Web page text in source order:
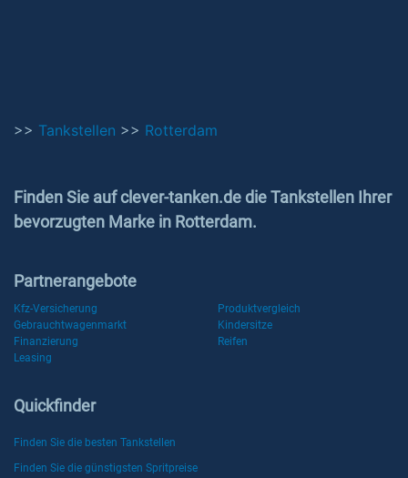
>> Tankstellen >> Rotterdam
Finden Sie auf clever-tanken.de die Tankstellen Ihrer
bevorzugten Marke in Rotterdam.
Partnerangebote
Kfz-Versicherung
Produktvergleich
Gebrauchtwagenmarkt
Kindersitze
Finanzierung
Reifen
Leasing
Quickfinder
Finden Sie die besten Tankstellen
Finden Sie die günstigsten Spritpreise